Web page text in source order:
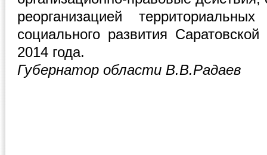
реорганизацией
социального развития
2014 года.
Губернатор области В.В.Радаев